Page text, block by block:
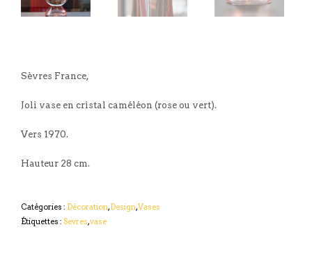
Sèvres France,
Joli vase en cristal caméléon (rose ou vert).
Vers 1970.
Hauteur 28 cm.
Catégories : Décoration,Design,Vases
Étiquettes : Sevres,vase